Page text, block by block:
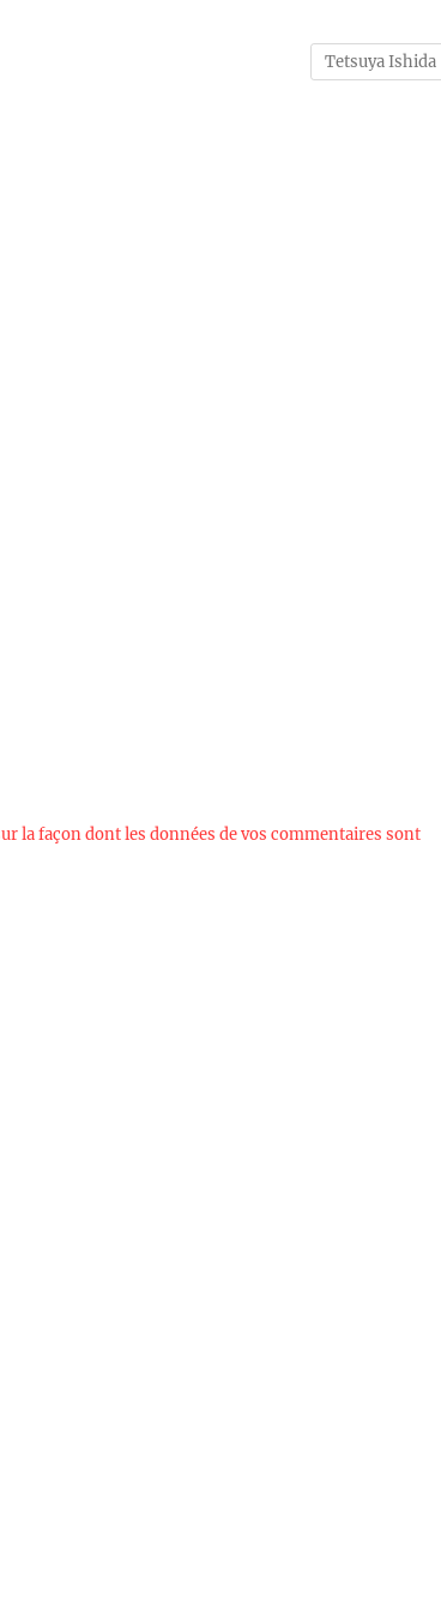
Tetsuya Ishida
la façon dont les données de vos commentaires sont